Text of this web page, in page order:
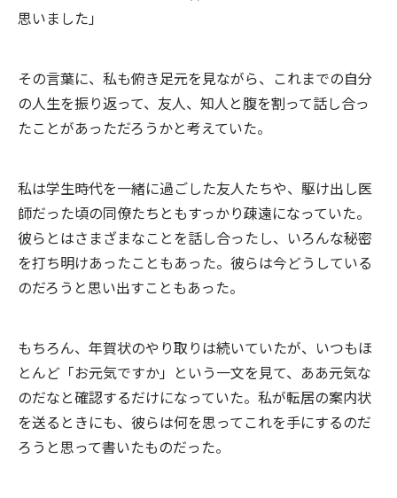
思いました」
その言葉に、私も俯き足元を見ながら、これまでの自分
の人生を振り返って、友人、知人と腹を割って話し合っ
たことがあっただろうかと考えていた。
私は学生時代を一緒に過ごした友人たちや、駆け出し医
師だった頃の同僚たちともすっかり疎遠になっていた。
彼らとはさまざまなことを話し合ったし、いろんな秘密
を打ち明けあったこともあった。彼らは今どうしている
のだろうと思い出すこともあった。
もちろん、年賀状のやり取りは続いていたが、いつもほ
とんど「お元気ですか」という一文を見て、ああ元気な
のだなと確認するだけになっていた。私が転居の案内状
を送るときにも、彼らは何を思ってこれを手にするのだ
ろうと思って書いたものだった。